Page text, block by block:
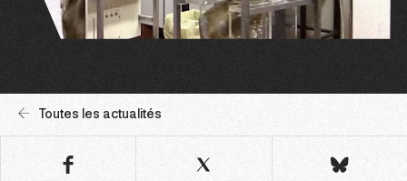
Toutes les actualités